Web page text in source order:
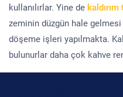
kullanılırlar. Yine de
zeminin düzgün hale
döşeme işleri yapılmakta.
bulunurlar daha çok kahve